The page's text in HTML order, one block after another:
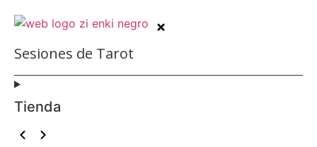
Sesiones de Tarot
Tienda